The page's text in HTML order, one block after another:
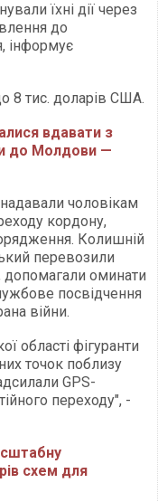
їхні дії через
до
інформує
8 тис. доларів США.
вдавати з
до Молдови —
чоловікам
кордону,
Колишній
перевозили
допомагали оминати
посвідчення
війни.
області фігуранти
точок поблизу
GPS-
переходу", -
схем для